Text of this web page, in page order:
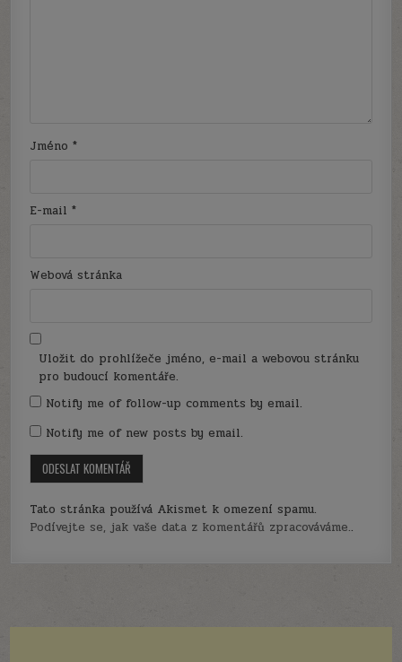
Jméno*
E-mail*
Webová stránka
Uložit do prohlížeče jméno, e-mail a webovou stránku
pro budoucí komentáře.
Notify me of follow-up comments by email.
Notify me of new posts by email.
Tato stránka používá Akismet k omezení spamu.
Podívejte se, jak vaše data z komentářů zpracováváme..